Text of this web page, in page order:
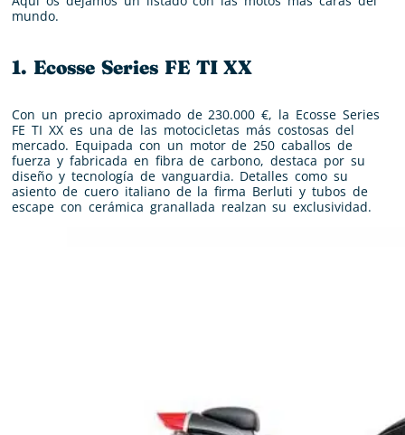
mundo.
1. Ecosse Series FE TI XX
Con un precio aproximado de 230.000 €, la Ecosse Series
FE TI XX es una de las motocicletas más costosas del
mercado. Equipada con un motor de 250 caballos de
fuerza y fabricada en fibra de carbono, destaca por su
diseño y tecnología de vanguardia. Detalles como su
asiento de cuero italiano de la firma Berluti y tubos de
escape con cerámica granallada realzan su exclusividad.